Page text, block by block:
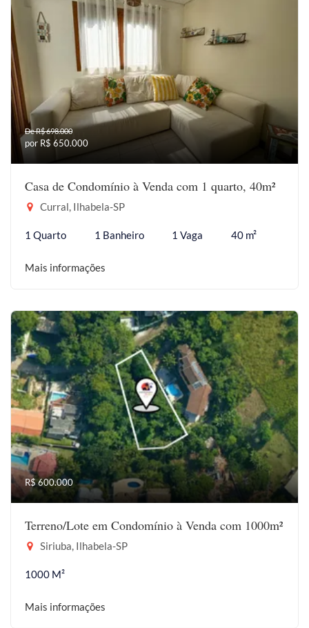
De R$ 698.000
por R$ 650.000
Casa de Condomínio à Venda com 1 quarto, 40m²
Curral, Ilhabela-SP
1 Quarto 1 Banheiro 1 Vaga 40 m²
Mais informações
R$ 600.000
Terreno/Lote em Condomínio à Venda com 1000m²
Siriuba, Ilhabela-SP
1000 M²
Mais informações